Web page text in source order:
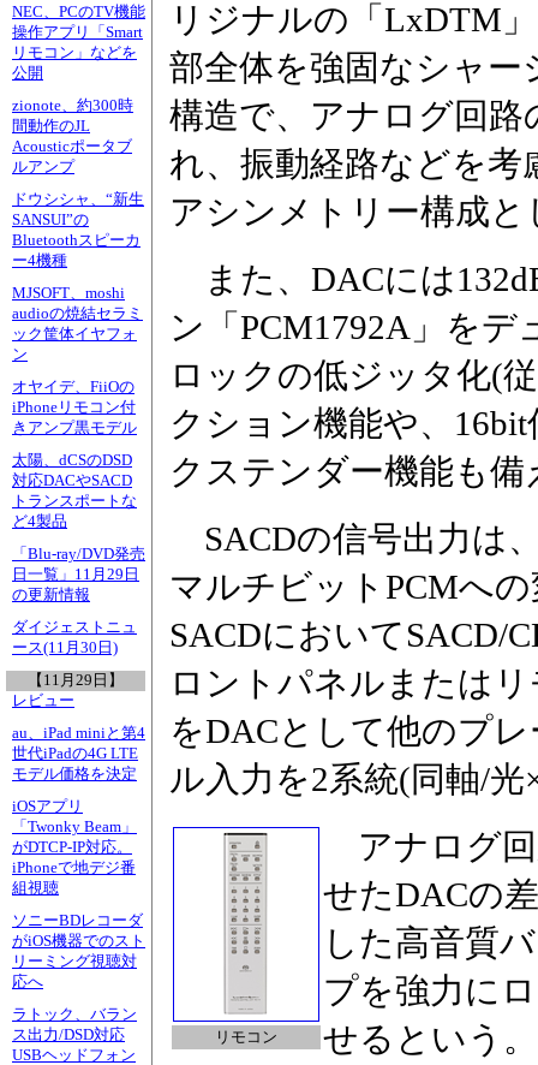
NEC、PCのTV機能
操作アプリ「Smart
リモコン」などを
公開
zionote、約300時
間動作のJL
Acousticポータブ
ルアンプ
ドウシシャ、“新生
SANSUI”の
Bluetoothスピーカ
ー4機種
MJSOFT、moshi
audioの焼結セラミ
ック筐体イヤフォ
ン
オヤイデ、FiiOの
iPhoneリモコン付
きアンプ黒モデル
太陽、dCSのDSD
対応DACやSACD
トランスポートな
ど4製品
「Blu-ray/DVD発売
日一覧」11月29日
の更新情報
ダイジェストニュ
ース(11月30日)
【11月29日】
レビュー
au、iPad miniと第4
世代iPadの4G LTE
モデル価格を決定
iOSアプリ
「Twonky Beam」
がDTCP-IP対応。
iPhoneで地デジ番
組視聴
ソニーBDレコーダ
がiOS機器でのスト
リーミング視聴対
応へ
ラトック、バラン
ス出力/DSD対応
USBヘッドフォン
リジナルの「LxDTM
部全体を強固なシャ
構造で、アナログ回
れ、振動経路などを
アシンメトリー構成
また、DACには
ン「PCM1792A」を
ロックの低ジッタ化(
クション機能や、
クステンダー機能も備
SACDの信号出力は
マルチビットPCMへ
SACDにおいてSACD/
ロントパネルまたは
をDACとして他のプ
ル入力を2系統(同軸/
リモコン
アナログ回
せたDACの
した高音質
プを強力に
せるという